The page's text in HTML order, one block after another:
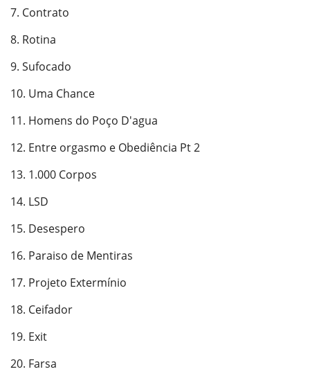
7. Contrato
8. Rotina
9. Sufocado
10. Uma Chance
11. Homens do Poço D'agua
12. Entre orgasmo e Obediência Pt 2
13. 1.000 Corpos
14. LSD
15. Desespero
16. Paraiso de Mentiras
17. Projeto Extermínio
18. Ceifador
19. Exit
20. Farsa